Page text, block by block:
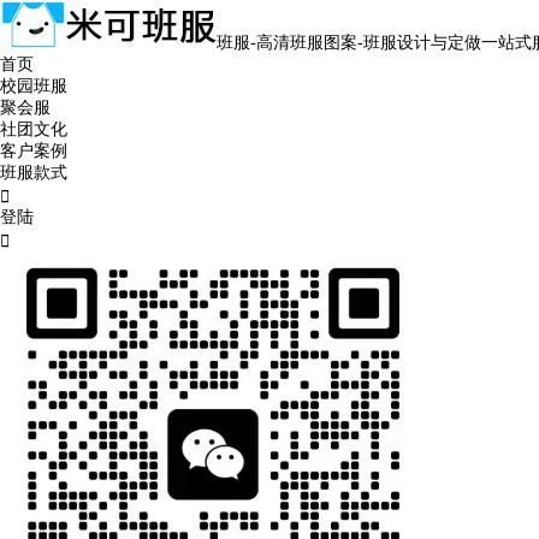
班服-高清班服图案-班服设计与定做一站式
首页
校园班服
聚会服
社团文化
客户案例
班服款式

登陆
